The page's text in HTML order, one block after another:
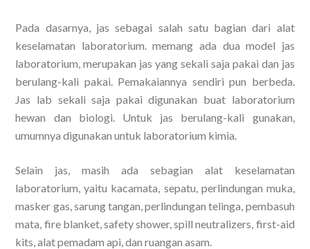
Pada dasarnya, jas sebagai salah satu bagian dari alat
keselamatan laboratorium. memang ada dua model jas
laboratorium, merupakan jas yang sekali saja pakai dan jas
berulang-kali pakai. Pemakaiannya sendiri pun berbeda.
Jas lab sekali saja pakai digunakan buat laboratorium
hewan dan biologi. Untuk jas berulang-kali gunakan,
umumnya digunakan untuk laboratorium kimia.
Selain jas, masih ada sebagian alat keselamatan
laboratorium, yaitu kacamata, sepatu, perlindungan muka,
masker gas, sarung tangan, perlindungan telinga, pembasuh
mata, fire blanket, safety shower, spill neutralizers, first-aid
kits, alat pemadam api, dan ruangan asam.